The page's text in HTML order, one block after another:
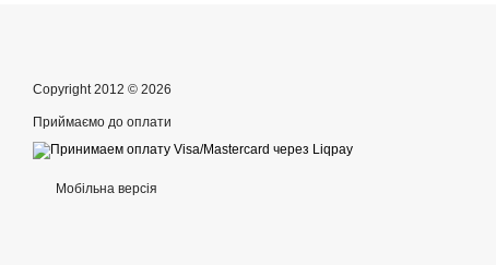
Copyright 2012 © 2026
Приймаємо до оплати
Мобільна версія